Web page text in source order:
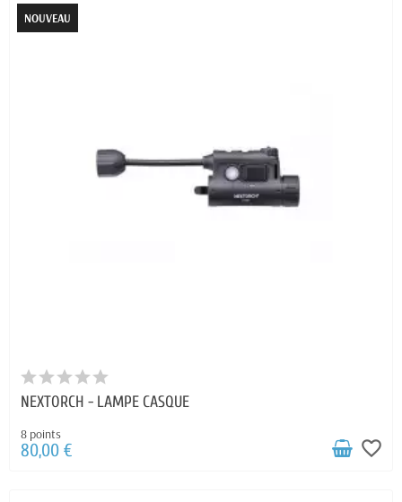
NOUVEAU
NEXTORCH - LAMPE CASQUE
8 points
80,00 € favorite_border